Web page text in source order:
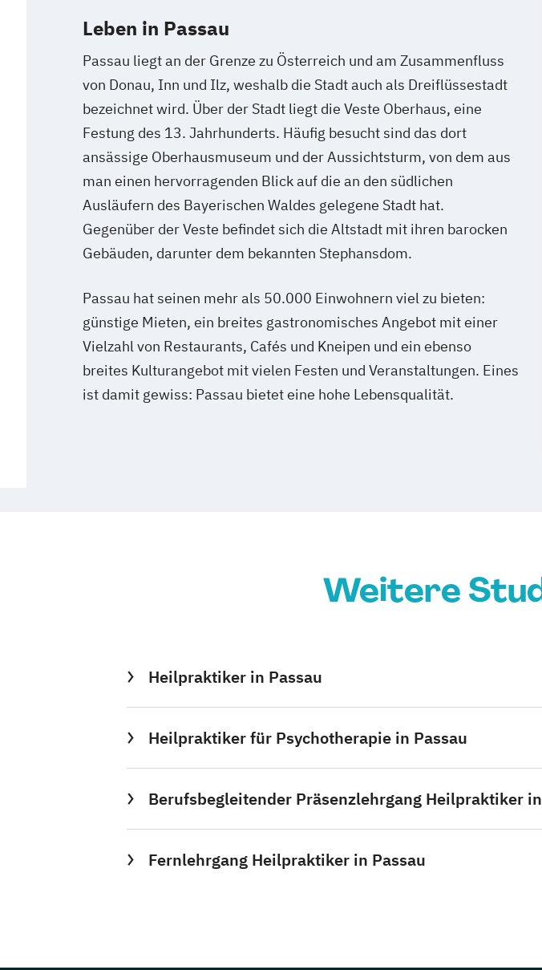
Leben in Passau
Passau liegt an der Grenze zu Österreich und am Zusammenfluss
von Donau, Inn und Ilz, weshalb die Stadt auch als Dreiflüssestadt
bezeichnet wird. Über der Stadt liegt die Veste Oberhaus, eine
Festung des 13. Jahrhunderts. Häufig besucht sind das dort
ansässige Oberhausmuseum und der Aussichtsturm, von dem aus
man einen hervorragenden Blick auf die an den südlichen
Ausläufern des Bayerischen Waldes gelegene Stadt hat.
Gegenüber der Veste befindet sich die Altstadt mit ihren barocken
Gebäuden, darunter dem bekannten Stephansdom.
Passau hat seinen mehr als 50.000 Einwohnern viel zu bieten:
günstige Mieten, ein breites gastronomisches Angebot mit einer
Vielzahl von Restaurants, Cafés und Kneipen und ein ebenso
breites Kulturangebot mit vielen Festen und Veranstaltungen. Eines
ist damit gewiss: Passau bietet eine hohe Lebensqualität.
Weitere
Heilpraktiker in Passau
Heilpraktiker für Psychotherapie in Passau
Berufsbegleitender Präsenzlehrgang Heilpraktiker
Fernlehrgang Heilpraktiker in Passau